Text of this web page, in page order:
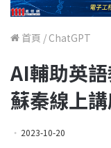
首頁 / ChatGPT
AI輔助英語
蘇秦線上
2023-10-20